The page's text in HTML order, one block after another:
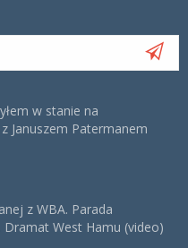
w stanie na
Januszem Patermanem
z WBA. Parada
West Hamu (video)